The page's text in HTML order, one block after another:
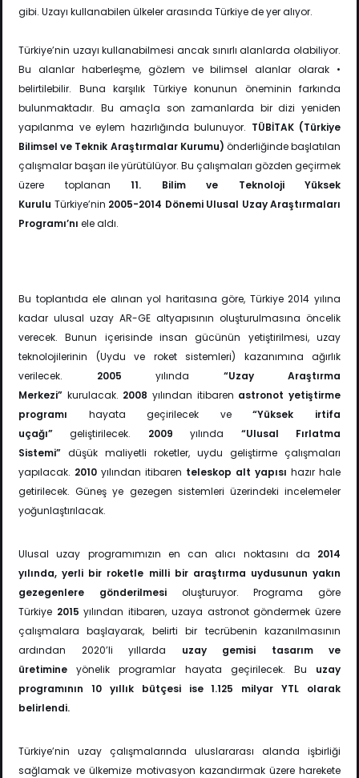
gibi. Uzayı kullanabilen ülkeler arasında Türkiye de yer alıyor.
Türkiye’nin uzayı kullanabilmesi ancak sınırlı alanlarda olabiliyor.
Bu alanlar haberleşme, gözlem ve bilimsel alanlar olarak •
belirtilebilir. Buna karşılık Türkiye konunun öneminin farkında
bulunmaktadır. Bu amaçla son zamanlarda bir dizi yeniden
yapılanma ve eylem hazırlığında bulunuyor. TÜBİTAK (Türkiye
Bilimsel ve Teknik Araştırmalar Kurumu) önderliğinde başlatılan
çalışmalar başarı ile yürütülüyor. Bu çalışmaları gözden geçirmek
üzere toplanan 11. Bilim ve Teknoloji Yüksek
Kurulu Türkiye’nin 2005-2014 Dönemi Ulusal Uzay Araştırmaları
Programı’nı ele aldı.
Bu toplantıda ele alınan yol haritasına göre, Türkiye 2014 yılına
kadar ulusal uzay AR-GE altyapısının oluşturulmasına öncelik
verecek. Bunun içerisinde insan gücünün yetiştirilmesi, uzay
teknolojilerinin (Uydu ve roket sistemleri) kazanımına ağırlık
verilecek. 2005 yılında “Uzay Araştırma
Merkezi” kurulacak. 2008yılından itibaren astronot yetiştirme
programı hayata geçirilecek ve“Yüksek irtifa
uçağı”geliştirilecek. 2009yılında “Ulusal Fırlatma
Sistemi” düşük maliyetli roketler, uydu geliştirme çalışmaları
yapılacak. 2010 yılından itibaren teleskop alt yapısı hazır hale
getirilecek. Güneş ye gezegen sistemleri üzerindeki incelemeler
yoğunlaştırılacak.
Ulusal uzay programımızın en can alıcı noktasını da 2014
yılında, yerli bir roketle milli bir araştırma uydusunun yakın
gezegenlere gönderilmesi oluşturuyor. Programa göre
Türkiye 2015yılından itibaren, uzaya astronot göndermek üzere
çalışmalara başlayarak, belirti bir tecrübenin kazanılmasının
ardından 2020’li yıllarda uzay gemisi tasarım ve
üretimineyönelik programlar hayata geçirilecek. Bu uzay
programının 10 yıllık bütçesi ise 1.125 milyar YTL olarak
belirlendi.
Türkiye’nin uzay çalışmalarında uluslararası alanda işbirliği
sağlamak ve ülkemize motivasyon kazandırmak üzere harekete